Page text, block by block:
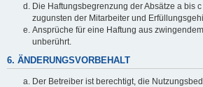
Die Haftungsbegrenzung der Absätze a bis
zugunsten der Mitarbeiter und
Ansprüche für eine Haftung aus
unberührt.
6. ÄNDERUNGSVORBEHALT
Der Betreiber ist berechtigt, die